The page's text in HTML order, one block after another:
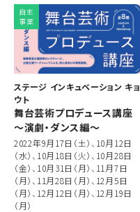
自主
事業
ステージ インキュベーション キョ
ウト
舞台芸術プロデュース講座
～演劇・ダンス編～
2022年9月17日（土）、10月12日
（水）、10月18日（火）、10月28日
（金）、10月31日（月）、11月7日
（月）、11月28日（月）、12月5日
（月）、12月12日（月）、12月19日
（月）